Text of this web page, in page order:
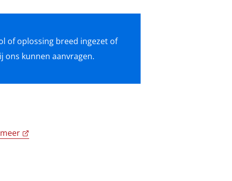
of oplossing breed ingezet of
ons kunnen aanvragen.